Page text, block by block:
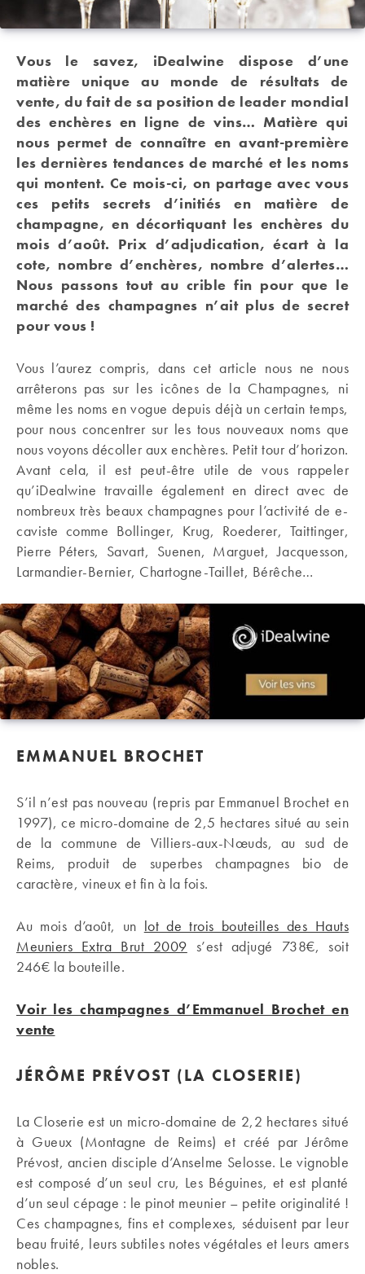
Vous le savez, iDealwine dispose d’une
matière unique au monde de résultats de
vente, du fait de sa position de leader mondial
des enchères en ligne de vins… Matière qui
nous permet de connaître en avant-première
les dernières tendances de marché et les noms
qui montent. Ce mois-ci, on partage avec vous
ces petits secrets d’initiés en matière de
champagne, en décortiquant les enchères du
mois d’août. Prix d’adjudication, écart à la
cote, nombre d’enchères, nombre d’alertes…
Nous passons tout au crible fin pour que le
marché des champagnes n’ait plus de secret
pour vous !
Vous l’aurez compris, dans cet article nous ne nous
arrêterons pas sur les icônes de la Champagnes, ni
même les noms en vogue depuis déjà un certain temps,
pour nous concentrer sur les tous nouveaux noms que
nous voyons décoller aux enchères. Petit tour d’horizon.
Avant cela, il est peut-être utile de vous rappeler
qu’iDealwine travaille également en direct avec de
nombreux très beaux champagnes pour l’activité de e-
caviste comme Bollinger, Krug, Roederer, Taittinger,
Pierre Péters, Savart, Suenen, Marguet, Jacquesson,
Larmandier-Bernier, Chartogne-Taillet, Bérêche…
EMMANUEL BROCHET
S’il n’est pas nouveau (repris par Emmanuel Brochet en
1997), ce micro-domaine de 2,5 hectares situé au sein
de la commune de Villiers-aux-Nœuds, au sud de
Reims, produit de superbes champagnes bio de
caractère, vineux et fin à la fois.
Au mois d’août, un lot de trois bouteilles des Hauts
Meuniers Extra Brut 2009 s’est adjugé 738€, soit
246€ la bouteille.
Voir les champagnes d’Emmanuel Brochet en
vente
JÉRÔME PRÉVOST (LA CLOSERIE)
La Closerie est un micro-domaine de 2,2 hectares situé
à Gueux (Montagne de Reims) et créé par Jérôme
Prévost, ancien disciple d’Anselme Selosse. Le vignoble
est composé d’un seul cru, Les Béguines, et est planté
d’un seul cépage : le pinot meunier – petite originalité !
Ces champagnes, fins et complexes, séduisent par leur
beau fruité, leurs subtiles notes végétales et leurs amers
nobles.